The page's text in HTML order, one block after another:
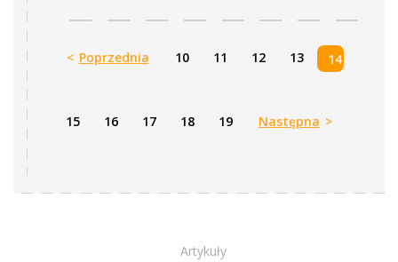
< Poprzednia 10 11 12 13 14
15 16 17 18 19 Następna >
Artykuły